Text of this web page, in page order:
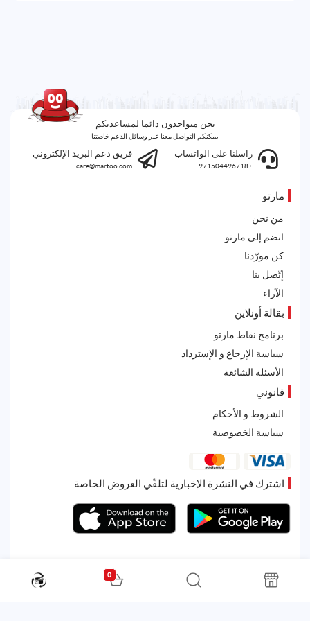
نحن متواجدون دائما لمساعدتكم
يمكنكم التواصل معنا عبر وسائل الدعم خاصتنا
راسلنا على الواتساب
+971504496718
فريق دعم البريد الإلكتروني
care@martoo.com
مارتو
من نحن
انضم إلى مارتو
كن مورّدنا
إتّصل بنا
الآراء
بقالة أونلاين
برنامج نقاط مارتو
سياسة الإرجاع و الإسترداد
الأسئلة الشائعة
قانوني
الشروط و الأحكام
سياسة الخصوصية
اشترك في النشرة الإخبارية لتلقّي العروض الخاصة
All rights reserved. Powered by Martoo © 2026
0